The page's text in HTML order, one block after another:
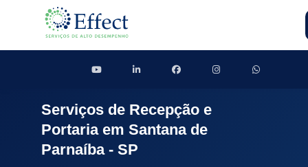
Serviços de Recepção e
Portaria em Santana de
Parnaíba - SP